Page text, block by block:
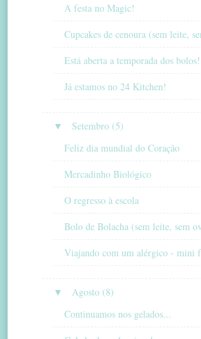
A festa no Magic!
Cupcakes de cenoura (sem leite,
Está aberta a temporada dos bolos!
Já estamos no 24 Kitchen!
▼
Setembro (5)
Feliz dia mundial do Coração
Mercadinho Biológico
O regresso à escola
Bolo de Bolacha (sem leite, sem
Viajando com um alérgico - mini
▼
Agosto (8)
Continuamos nos gelados...